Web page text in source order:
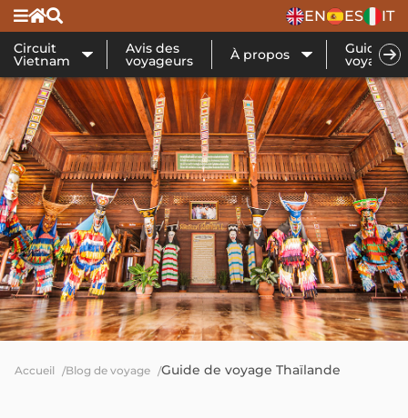
EN ES IT
Circuit
Vietnam
Avis des
voyageurs À propos Guide de
voyage
Accueil Blog de voyage Guide de voyage Thaïlande